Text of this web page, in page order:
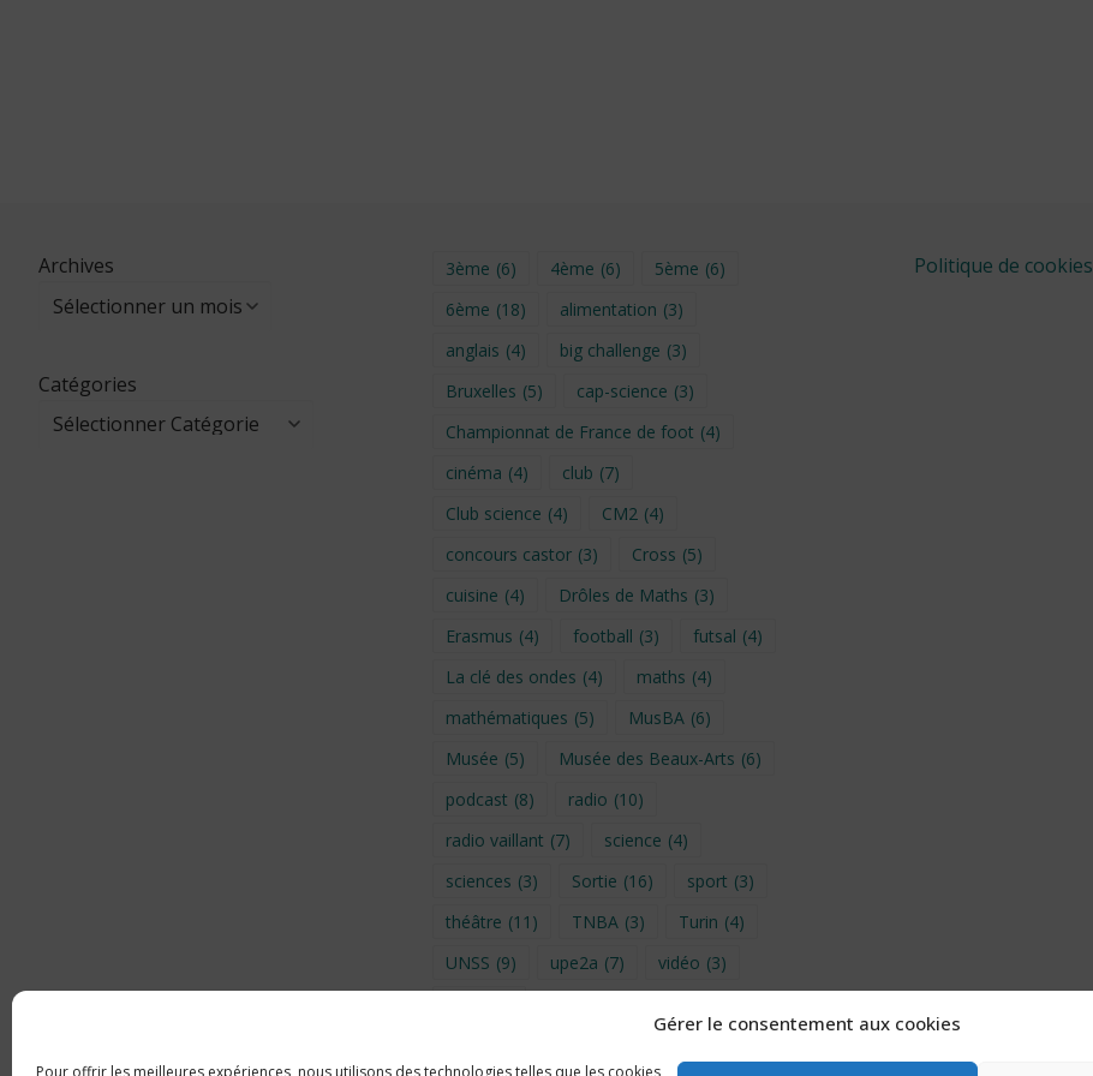
Gérer le consentement aux cookies
Pour offrir les meilleures expériences, nous utilisons des technologies telles que les cookies
Archives
Catégories
3ème (6) 4ème (6) 5ème (6)
6ème (18) alimentation (3)
anglais (4) big challenge (3)
Bruxelles (5) cap-science (3)
Championnat de France de foot (4)
cinéma (4) club (7)
Club science (4) CM2 (4)
concours castor (3) Cross (5)
cuisine (4) Drôles de Maths (3)
Erasmus (4) football (3) futsal (4)
La clé des ondes (4) maths (4)
mathématiques (5) MusBA (6)
Musée (5) Musée des Beaux-Arts (6)
podcast (8) radio (10)
radio vaillant (7) science (4)
sciences (3) Sortie (16) sport (3)
théâtre (11) TNBA (3) Turin (4)
UNSS (9) upe2a (7) vidéo (3)
Politique de cookies